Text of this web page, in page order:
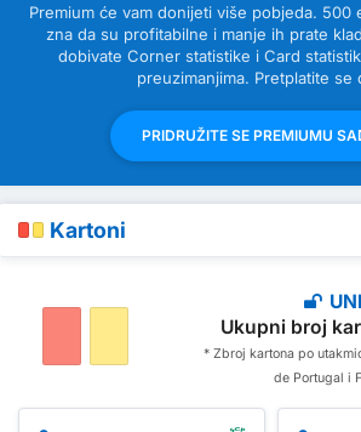
Premium će vam donijeti više pobjeda. 500
zna da su profitabilne i manje ih prate
dobivate Corner statistike i Card
preuzimanjima. Pretplatite se
PRIDRUŽITE SE PREMIUMU
Kartoni
Ukupni broj
* Zbroj kartona po
de Portugal i